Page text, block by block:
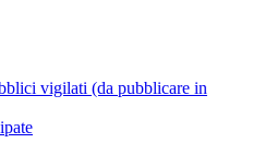
vigilati (da pubblicare in